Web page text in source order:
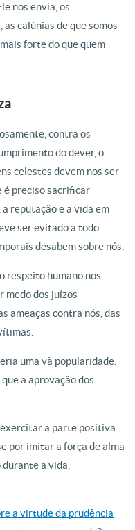
nos envia, os
calúnias de que somos
forte do que quem
contra os
do dever, o
celestes devem nos ser
é preciso sacrificar
a reputação e a vida em
ser evitado a todo
desabem sobre nós.
respeito humano nos
medo dos juízos
ameaças contra nós, das
uma vã popularidade.
a aprovação dos
a parte positiva
por imitar a força de alma
durante a vida.
a virtude da prudência